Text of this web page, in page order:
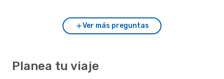
Ver más preguntas
Planea tu viaje